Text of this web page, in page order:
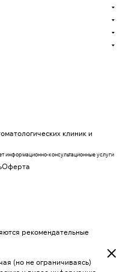
клиник и
консультационные услуги
Оферта
рекомендательные
(но не ограничиваясь)